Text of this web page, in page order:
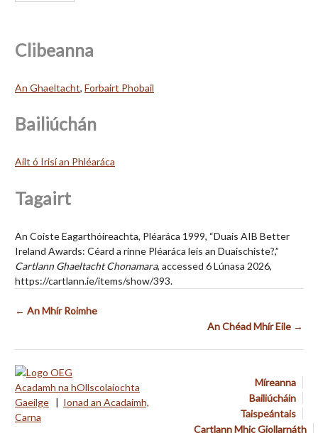
Clibeanna
An Ghaeltacht, Forbairt Phobail
Bailiúchán
Ailt ó Irisí an Phléaráca
Tagairt
An Coiste Eagarthóireachta, Pléaráca 1999, “Duais AIB Better
Ireland Awards: Céard a rinne Pléaráca leis an Duaischiste?,”
Cartlann Ghaeltacht Chonamara, accessed 6 Lúnasa 2026,
https://cartlann.ie/items/show/393.
← An Mhír Roimhe
An Chéad Mhír Eile →
Míreanna
Bailiúcháin
Taispeántais
Cartlann Mhic Giollarnáth
Acadamh na hOllscolaíochta
Gaeilge | Ionad an Acadaimh,
Carna